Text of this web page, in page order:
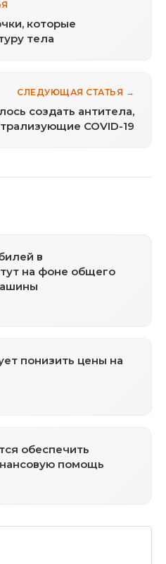
которые
тела
СЛЕДУЮЩАЯ СТАТЬЯ →
создать антитела,
COVID-19
в
на фоне общего
понизить цены на
обеспечить
помощь